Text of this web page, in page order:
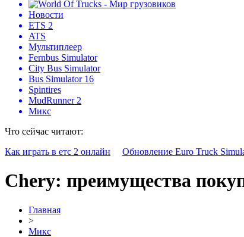
Новости
ETS 2
ATS
Мультиплеер
Fernbus Simulator
City Bus Simulator
Bus Simulator 16
Spintires
MudRunner 2
Микс
Что сейчас читают:
Как играть в етс 2 онлайн
Обновление Euro Truck
Chery: преимущества
Главная
>
Микс